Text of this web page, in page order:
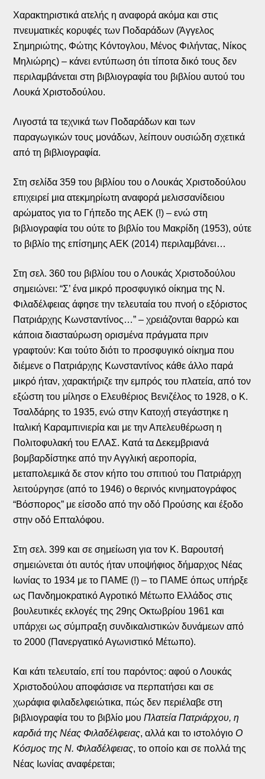
Χαρακτηριστικά ατελής η αναφορά ακόμα και στις
πνευματικές κορυφές των Ποδαράδων (Άγγελος
Σημηριώτης, Φώτης Κόντογλου, Μένος Φιλήντας, Νίκος
Μηλιώρης) – κάνει εντύπωση ότι τίποτα δικό τους δεν
περιλαμβάνεται στη βιβλιογραφία του βιβλίου αυτού του
Λουκά Χριστοδούλου.
Λιγοστά τα τεχνικά των Ποδαράδων και των
παραγωγικών τους μονάδων, λείπουν ουσιώδη σχετικά
από τη βιβλιογραφία.
Στη σελίδα 359 του βιβλίου του ο Λουκάς Χριστοδούλου
επιχειρεί μια ατεκμηρίωτη αναφορά μελισσανίδειου
αρώματος για το Γήπεδο της ΑΕΚ (!) – ενώ στη
βιβλιογραφία του ούτε το βιβλίο του Μακρίδη (1953), ούτε
το βιβλίο της επίσημης ΑΕΚ (2014) περιλαμβάνει…
Στη σελ. 360 του βιβλίου του ο Λουκάς Χριστοδούλου
σημειώνει: “Σ’ ένα μικρό προσφυγικό οίκημα της Ν.
Φιλαδέλφειας άφησε την τελευταία του πνοή ο εξόριστος
Πατριάρχης Κωνσταντίνος…” – χρειάζονται θαρρώ και
κάποια διασταύρωση ορισμένα πράγματα πριν
γραφτούν: Και τούτο διότι το προσφυγικό οίκημα που
διέμενε ο Πατριάρχης Κωνσταντίνος κάθε άλλο παρά
μικρό ήταν, χαρακτήριζε την εμπρός του πλατεία, από τον
εξώστη του μίλησε ο Ελευθέριος Βενιζέλος το 1928, ο Κ.
Τσαλδάρης το 1935, ενώ στην Κατοχή στεγάστηκε η
Ιταλική Καραμπινιερία και με την Απελευθέρωση η
Πολιτοφυλακή του ΕΛΑΣ. Κατά τα Δεκεμβριανά
βομβαρδίστηκε από την Αγγλική αεροπορία,
μεταπολεμικά δε στον κήπο του σπιτιού του Πατριάρχη
λειτούργησε (από το 1946) ο θερινός κινηματογράφος
“Βόσπορος” με είσοδο από την οδό Προύσης και έξοδο
στην οδό Επταλόφου.
Στη σελ. 399 και σε σημείωση για τον Κ. Βαρουτσή
σημειώνεται ότι αυτός ήταν υποψήφιος δήμαρχος Νέας
Ιωνίας το 1934 με το ΠΑΜΕ (!) – το ΠΑΜΕ όπως υπήρξε
ως Πανδημοκρατικό Αγροτικό Μέτωπο Ελλάδος στις
βουλευτικές εκλογές της 29ης Οκτωβρίου 1961 και
υπάρχει ως σύμπραξη συνδικαλιστικών δυνάμεων από
το 2000 (Πανεργατικό Αγωνιστικό Μέτωπο).
Και κάτι τελευταίο, επί του παρόντος: αφού ο Λουκάς
Χριστοδούλου αποφάσισε να περπατήσει και σε
χωράφια φιλαδελφειώτικα, πώς δεν περιέλαβε στη
βιβλιογραφία του το βιβλίο μουΠλατεία Πατριάρχου, η
καρδιά της Νέας Φιλαδέλφειας, αλλά και το ιστολόγιοΟ
Κόσμος της Ν. Φιλαδέλφειας, το οποίο και σε πολλά της
Νέας Ιωνίας αναφέρεται;